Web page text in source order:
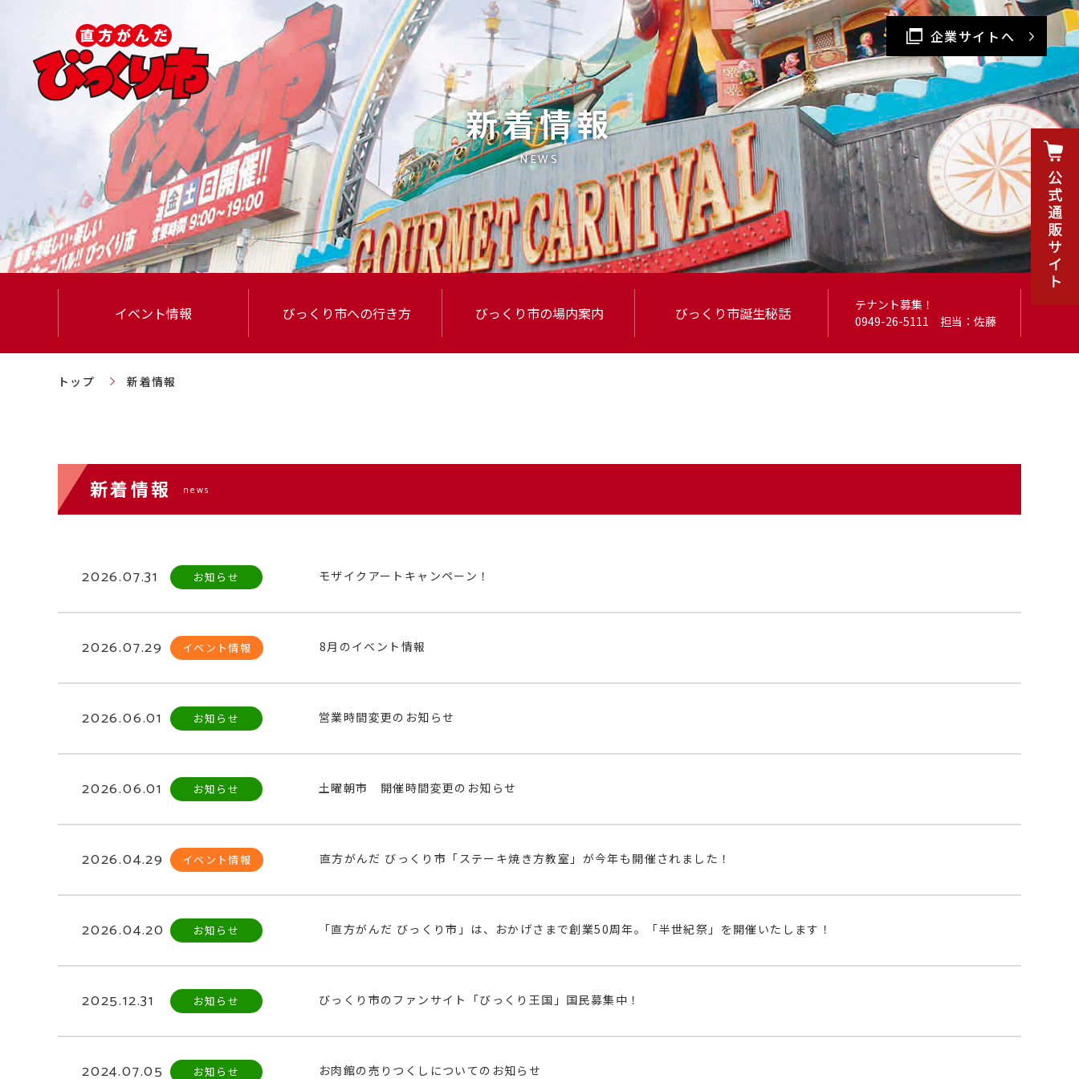
企業サイトへ
新着情報
NEWS
イベント情報 びっくり市への行き方 びっくり市の場内案内 びっくり市誕生秘話
テナント募集！
0949-26-5111 担当：佐藤
トップ 新着情報
新着情報 news
2026.07.31 お知らせ モザイクアートキャンペーン！
2026.07.29 イベント情報 8月のイベント情報
2026.06.01 お知らせ 営業時間変更のお知らせ
2026.06.01 お知らせ 土曜朝市 開催時間変更のお知らせ
2026.04.29 イベント情報 直方がんだ びっくり市「ステーキ焼き方教室」が今年も開催されました！
2026.04.20 お知らせ 「直方がんだ びっくり市」は、おかげさまで創業50周年。「半世紀祭」を開催いたします！
2025.12.31 お知らせ びっくり市のファンサイト「びっくり王国」国民募集中！
2024.07.05 お知らせ お肉館の売りつくしについてのお知らせ